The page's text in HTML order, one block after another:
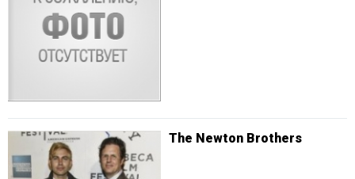
The Newton Brothers